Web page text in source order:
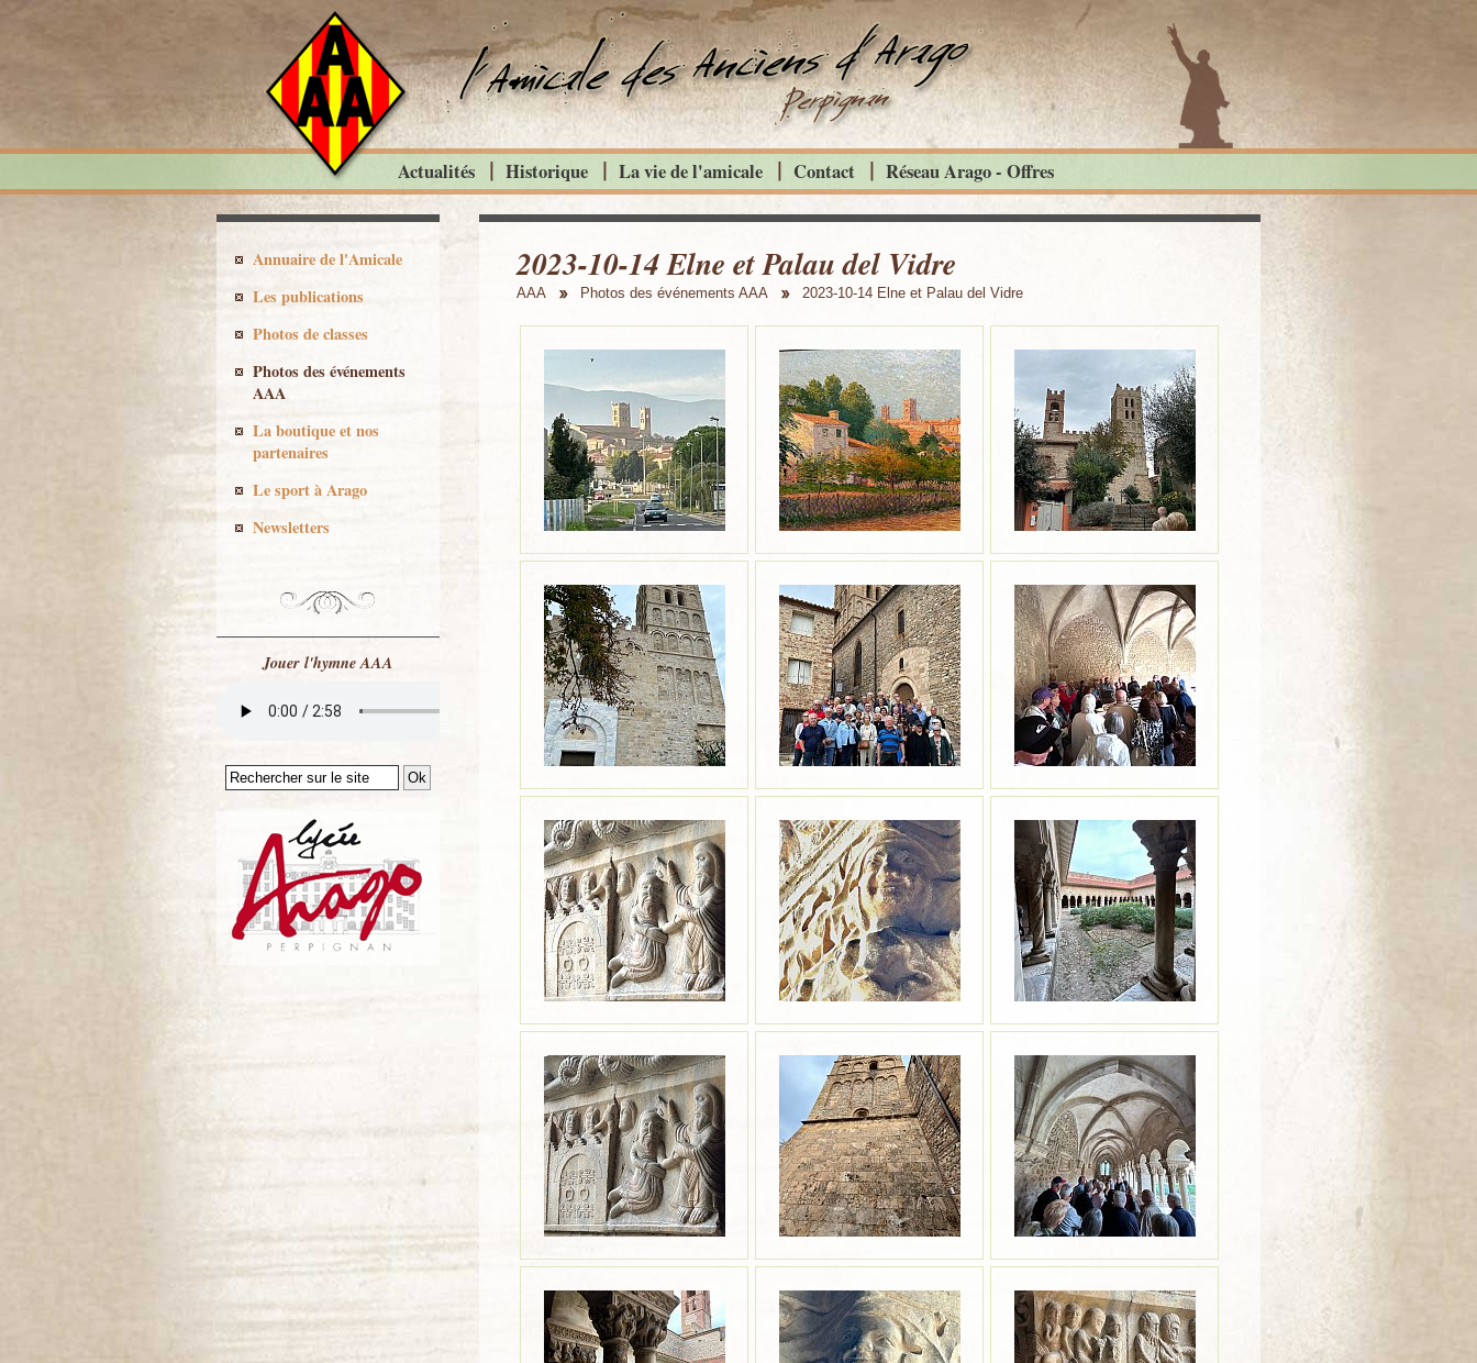
2023-10-14 Elne et Palau del Vidre
AAA Photos des événements AAA 2023-10-14 Elne et Palau del Vidre
Actualités Historique La vie de l'amicale Contact Réseau Arago - Offres
Annuaire de l'Amicale
Les publications
Photos de classes
Photos des événements
AAA
La boutique et nos
partenaires
Le sport à Arago
Newsletters
Jouer l'hymne AAA